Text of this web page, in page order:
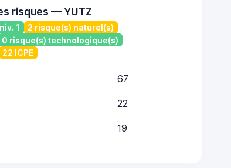
risques — YUTZ
1
2 risque(s) naturel(s)
0 risque(s) technologique(s)
22 ICPE
67
22
19